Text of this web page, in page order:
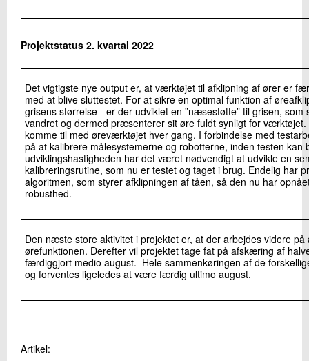
Projektstatus 2. kvartal 2022
Det vigtigste nye output er, at værktøjet til afklipning af ører er
med at blive sluttestet. For at sikre en optimal funktion af
grisens størrelse - er der udviklet en ”næsestøtte” til grisen, som
vandret og dermed præsenterer sit øre fuldt synligt for
komme til med øreværktøjet hver gang. I forbindelse med
på at kalibrere målesystemerne og robotterne, inden testen kan
udviklingshastigheden har det været nødvendigt at udvikle en
kalibreringsrutine, som nu er testet og taget i brug. Endelig har
algoritmen, som styrer afklipningen af tåen, så den nu har
robusthed.
Den næste store aktivitet i projektet er, at der arbejdes videre
ørefunktionen. Derefter vil projektet tage fat på afskæring af
færdiggjort medio august. Hele sammenkøringen af de
og forventes ligeledes at være færdig ultimo august.
Artikel: